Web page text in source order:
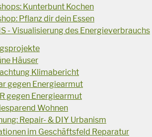
Kunterbunt Kochen
Pflanz dir dein Essen
- Visualisierung des Energieverbrauchs
Häuser
Klimabericht
gegen Energiearmut
gegen Energiearmut
Wohnen
Repair- & DIY Urbanism
im Geschäftsfeld Reparatur